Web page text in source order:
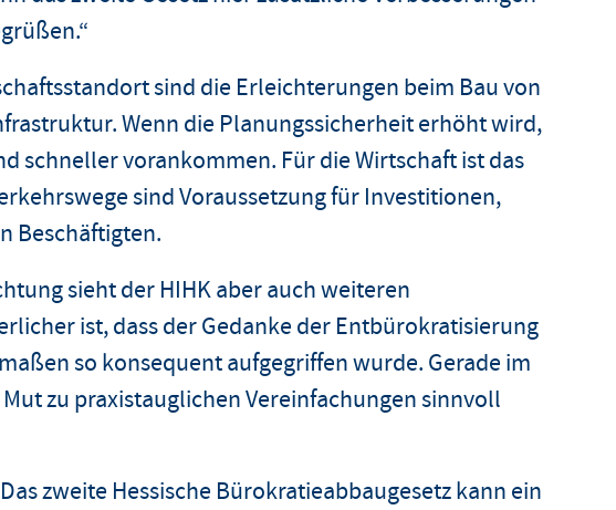
sind die Erleichterungen beim Bau von
Wenn die Planungssicherheit erhöht wird,
schneller vorankommen. Für die Wirtschaft ist das
sind Voraussetzung für Investitionen,
Beschäftigten.
sieht der HIHK aber auch weiteren
ist, dass der Gedanke der Entbürokratisierung
so konsequent aufgegriffen wurde. Gerade im
zu praxistauglichen Vereinfachungen sinnvoll
zweite Hessische Bürokratieabbaugesetz kann ein